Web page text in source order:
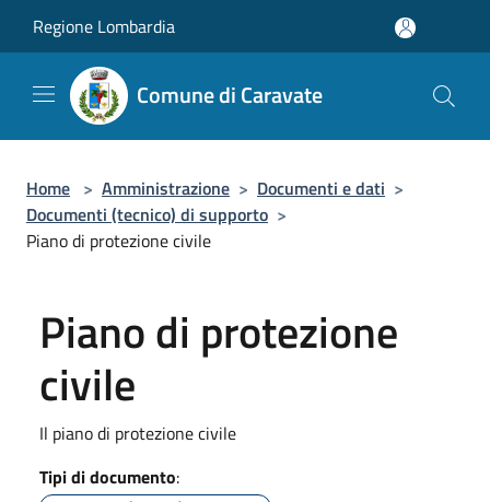
Regione Lombardia
Comune di Caravate
Home > Amministrazione > Documenti e dati >
Documenti (tecnico) di supporto >
Piano di protezione civile
Piano di protezione
civile
Il piano di protezione civile
Tipi di documento: